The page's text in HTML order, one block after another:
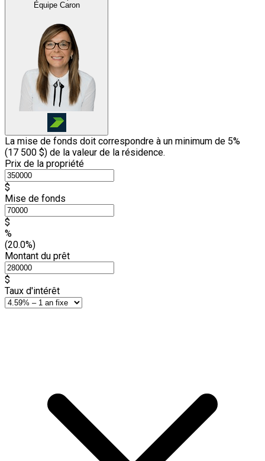
Équipe Caron
La mise de fonds doit correspondre à un minimum de 5%
(17 500 $) de la valeur de la résidence.
Prix de la propriété
$
Mise de fonds
$
%
(20.0%)
Montant du prêt
$
Taux d'intérêt